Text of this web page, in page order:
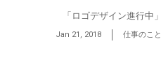
「ロゴデザイン進行中」
Jan 21, 2018 仕事のこと